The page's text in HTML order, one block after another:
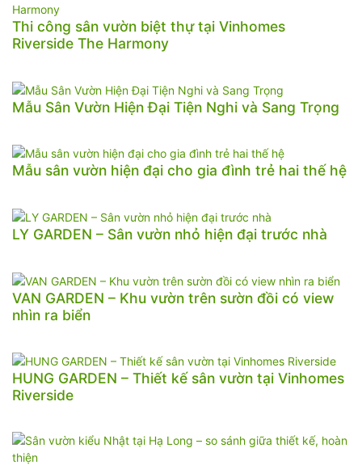
Thi công sân vườn biệt thự tại Vinhomes
Riverside The Harmony
Mẫu Sân Vườn Hiện Đại Tiện Nghi và Sang Trọng
Mẫu sân vườn hiện đại cho gia đình trẻ hai thế hệ
LY GARDEN – Sân vườn nhỏ hiện đại trước nhà
VAN GARDEN – Khu vườn trên sườn đồi có view
nhìn ra biển
HUNG GARDEN – Thiết kế sân vườn tại Vinhomes
Riverside